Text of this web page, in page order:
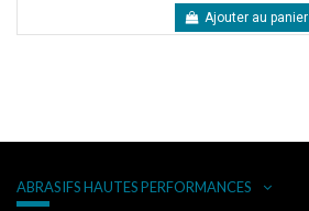
Ajouter au panier
ABRASIFS HAUTES PERFORMANCES